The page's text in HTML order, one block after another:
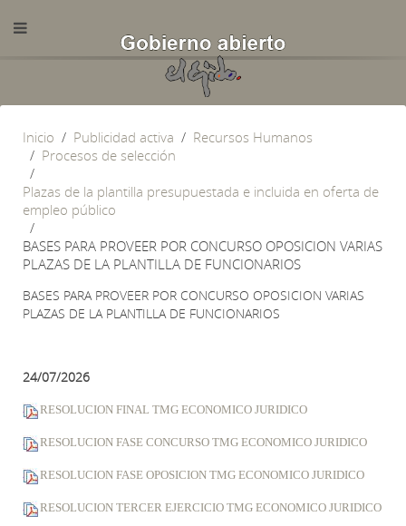
Inicio Publicidad activa
Recursos Humanos
Procesos de selección
Plazas de la plantilla presupuestada e incluida en oferta de
empleo público
BASES PARA PROVEER POR CONCURSO OPOSICION VARIAS
PLAZAS DE LA PLANTILLA DE FUNCIONARIOS
BASES PARA PROVEER POR CONCURSO OPOSICION VARIAS
PLAZAS DE LA PLANTILLA DE FUNCIONARIOS
24/07/2026
RESOLUCION FINAL TMG ECONOMICO JURIDICO
RESOLUCION FASE CONCURSO TMG ECONOMICO JURIDICO
RESOLUCION FASE OPOSICION TMG ECONOMICO JURIDICO
RESOLUCION TERCER EJERCICIO TMG ECONOMICO JURIDICO